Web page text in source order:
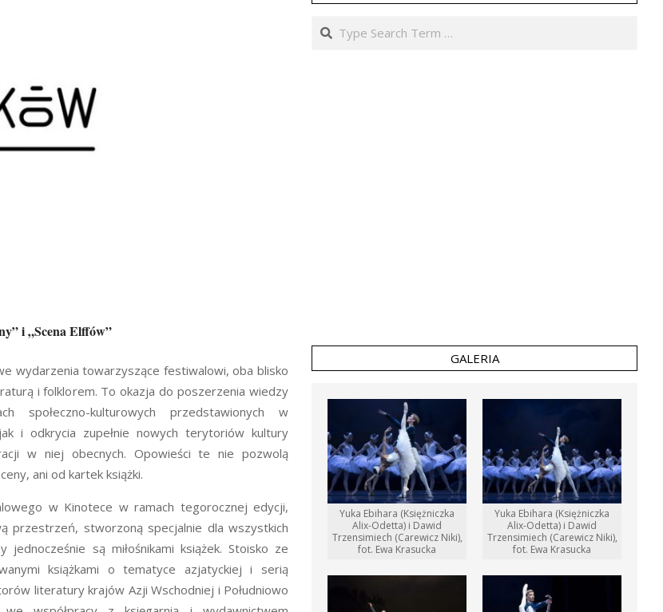
i „Scena Elffów”
wydarzenia towarzyszące festiwalowi, oba blisko
i folklorem. To okazja do poszerzenia wiedzy
społeczno-kulturowych przedstawionych w
i odkrycia zupełnie nowych terytoriów kultury
w niej obecnych. Opowieści te nie pozwolą
ani od kartek książki.
w Kinotece w ramach tegorocznej edycji,
przestrzeń, stworzoną specjalnie dla wszystkich
są miłośnikami książek. Stoisko ze
książkami o tematyce azjatyckiej i serią
literatury krajów Azji Wschodniej i Południowo
Search
GALERIA
Yuka Ebihara (Księżniczka
Alix-Odetta) i Dawid
Trzensimiech (Carewicz Niki),
fot. Ewa Krasucka
Yuka Ebihara (Księżniczka
Alix-Odetta) i Dawid
Trzensimiech (Carewicz Niki),
fot. Ewa Krasucka